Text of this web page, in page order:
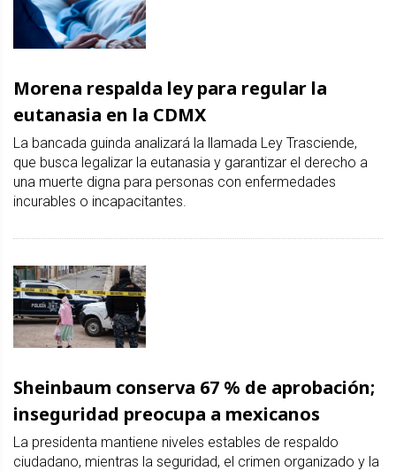
Morena respalda ley para regular la
eutanasia en la CDMX
La bancada guinda analizará la llamada Ley Trasciende,
que busca legalizar la eutanasia y garantizar el derecho a
una muerte digna para personas con enfermedades
incurables o incapacitantes.
Sheinbaum conserva 67 % de aprobación;
inseguridad preocupa a mexicanos
La presidenta mantiene niveles estables de respaldo
ciudadano, mientras la seguridad, el crimen organizado y la